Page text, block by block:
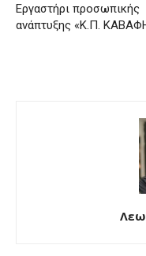
Εργαστήρι προσωπικής
ανάπτυξης «Κ.Π.